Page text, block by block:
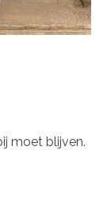
moet blijven.